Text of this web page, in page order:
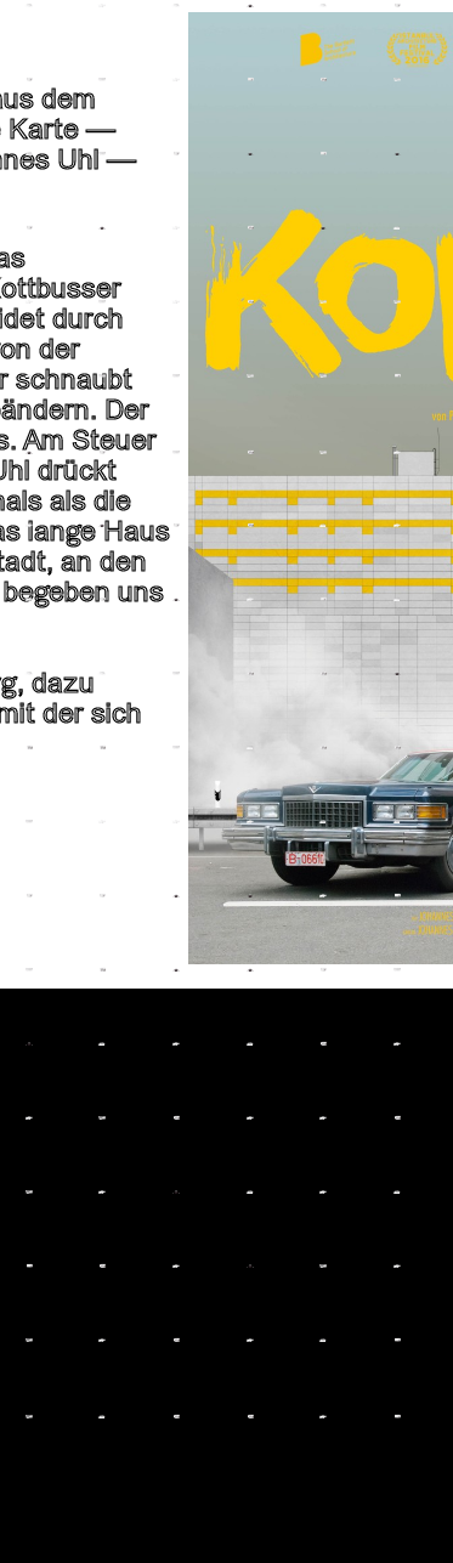
dem
Karte ―
Uhl ―
durch
der
schnaubt
Der
Am Steuer
drückt
als die
lange Haus
an den
uns
dazu
der sich